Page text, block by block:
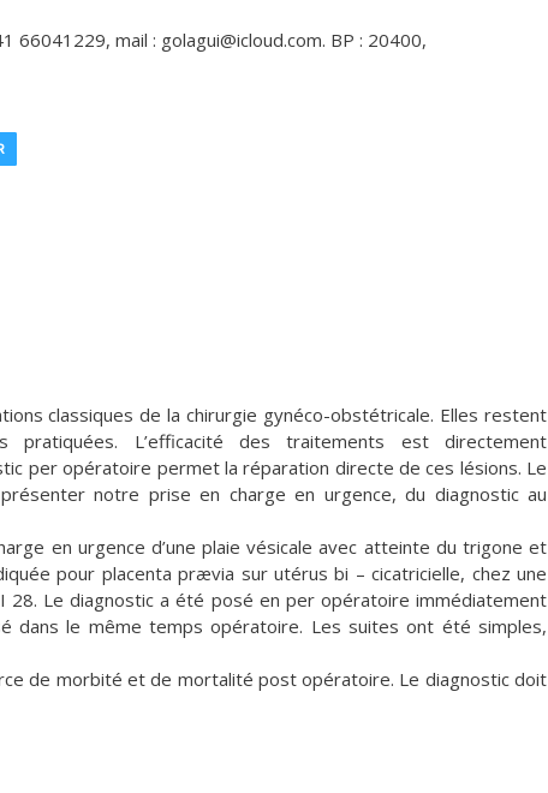
66041229, mail : golagui@icloud.com. BP : 20400,
classiques de la chirurgie gynéco-obstétricale. Elles restent
pratiquées. L’efficacité des traitements est directement
per opératoire permet la réparation directe de ces lésions. Le
notre prise en charge en urgence, du diagnostic au
en urgence d’une plaie vésicale avec atteinte du trigone et
pour placenta prævia sur utérus bi – cicatricielle, chez une
Le diagnostic a été posé en per opératoire immédiatement
dans le même temps opératoire. Les suites ont été simples,
de morbité et de mortalité post opératoire. Le diagnostic doit